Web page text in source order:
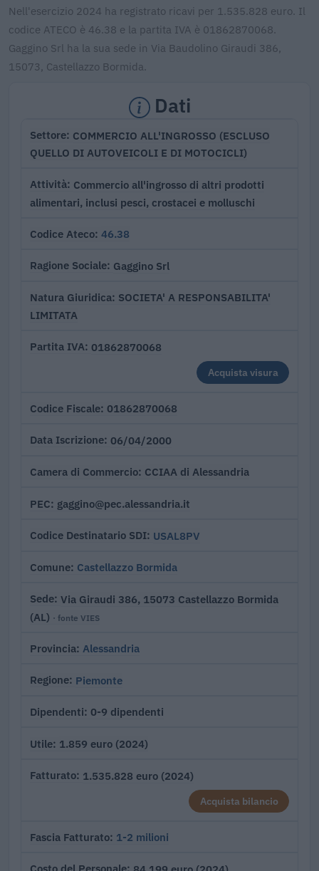
Nell'esercizio 2024 ha registrato ricavi per 1.535.828 euro. Il
codice ATECO è 46.38 e la partita IVA è 01862870068.
Gaggino Srl ha la sua sede in Via Baudolino Giraudi 386,
15073, Castellazzo Bormida.
Dati
Settore COMMERCIO ALL'INGROSSO (ESCLUSO
QUELLO DI AUTOVEICOLI E DI MOTOCICLI)
Attività Commercio all'ingrosso di altri prodotti
alimentari, inclusi pesci, crostacei e molluschi
Codice Ateco 46.38
Ragione Sociale Gaggino Srl
Natura Giuridica SOCIETA' A RESPONSABILITA'
LIMITATA
Partita IVA 01862870068
Acquista visura
Codice Fiscale 01862870068
Data Iscrizione 06/04/2000
Camera di Commercio CCIAA di Alessandria
PEC gaggino@pec.alessandria.it
Codice Destinatario SDI USAL8PV
Comune Castellazzo Bormida
Sede Via Giraudi 386, 15073 Castellazzo Bormida
(AL) · fonte VIES
Provincia Alessandria
Regione Piemonte
Dipendenti 0-9 dipendenti
Utile 1.859 euro (2024)
Fatturato 1.535.828 euro (2024)
Acquista bilancio
Fascia Fatturato 1-2 milioni